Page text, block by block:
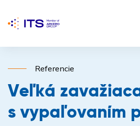
Referencie
Veľká
s vypaľovaním